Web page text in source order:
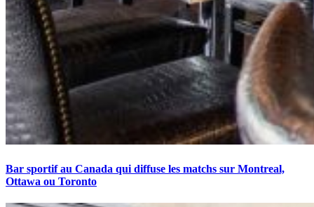
Bar sportif au Canada qui diffuse les matchs sur Montreal,
Ottawa ou Toronto